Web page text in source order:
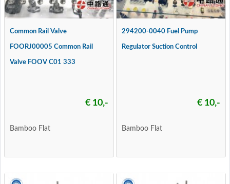
Common Rail Valve
FOORJ00005 Common Rail
Valve FOOV C01 333
€ 10,-
Bamboo Flat
294200-0040 Fuel Pump
Regulator Suction Control
€ 10,-
Bamboo Flat